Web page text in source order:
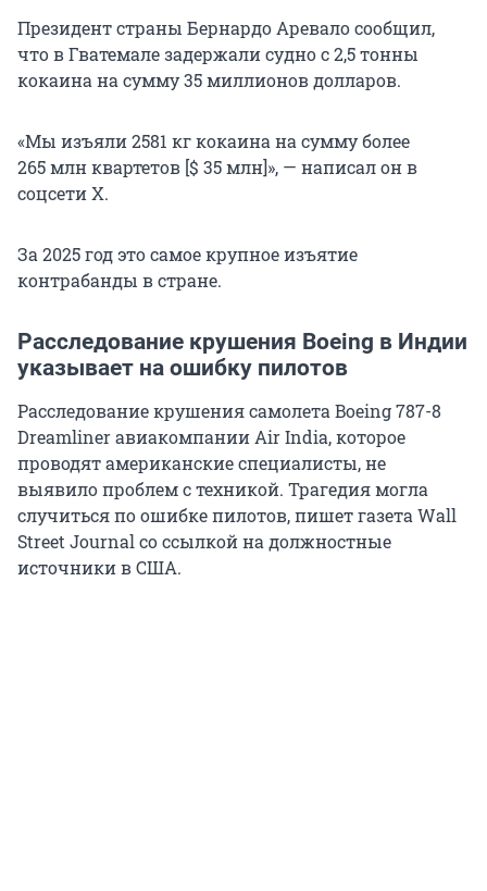
Президент страны Бернардо Аревало сообщил,
что в Гватемале задержали судно с 2,5 тонны
кокаина на сумму 35 миллионов долларов.
«Мы изъяли 2581 кг кокаина на сумму более
265 млн квартетов [$ 35 млн]», — написал он в
соцсети X.
За 2025 год это самое крупное изъятие
контрабанды в стране.
Расследование крушения Boeing в Индии
указывает на ошибку пилотов
Расследование крушения самолета Boeing 787-8
Dreamliner авиакомпании Air India, которое
проводят американские специалисты, не
выявило проблем с техникой. Трагедия могла
случиться по ошибке пилотов, пишет газета Wall
Street Journal со ссылкой на должностные
источники в США.